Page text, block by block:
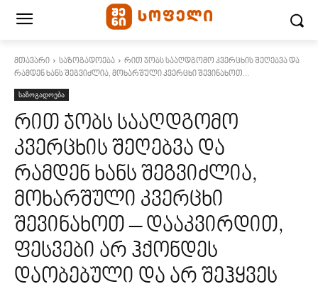
მთავარი საზოგადოება
რით ჯობს სააღდგომო კვერცხის შეღებვა და
რამდენ ხანს შეგვიძლია, მოხარშული კვერცხი შევინახოთ...
საზოგადოება
რით ჯობს სააღდგომო
კვერცხის შეღებვა და
რამდენ ხანს შეგვიძლია,
მოხარშული კვერცხი
შევინახოთ – დააკვირდით,
ფესვები არ ჰქონდეს
დაობებული და არ შეჰყვეს